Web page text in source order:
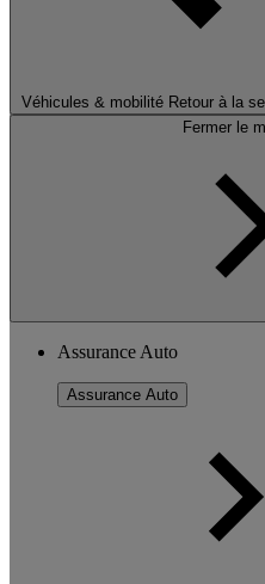
Véhicules & mobilité Retour à la
Fermer le
Assurance Auto
Assurance Auto